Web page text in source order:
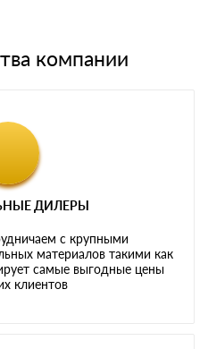
компании
ДИЛЕРЫ
с крупными
материалов такими как
самые выгодные цены
клиентов